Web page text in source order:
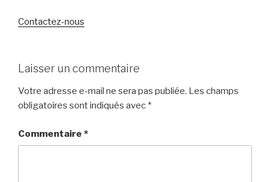
Contactez-nous
Laisser un commentaire
Votre adresse e-mail ne sera pas publiée. Les champs
obligatoires sont indiqués avec *
Commentaire *